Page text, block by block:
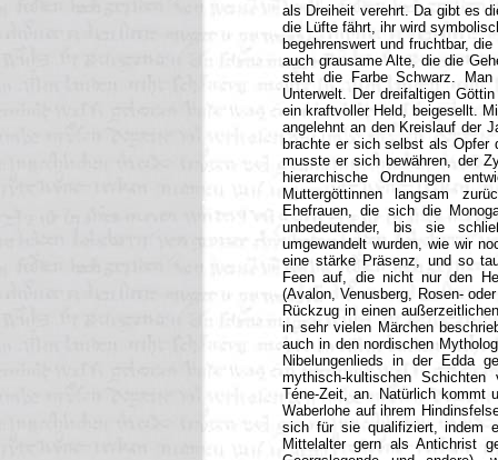
als Dreiheit verehrt. Da gibt es
die Lüfte fährt, ihr wird
begehrenswert und fruchtbar,
auch grausame Alte, die die
steht die Farbe Schwarz.
Unterwelt. Der dreifaltigen
ein kraftvoller Held, beigesellt.
angelehnt an den Kreislauf der
brachte er sich selbst als Opfer
musste er sich bewähren, der
hierarchische Ordnungen
Muttergöttinnen langsam
Ehefrauen, die sich die
unbedeutender, bis sie
umgewandelt wurden, wie wir
eine stärke Präsenz, und so
Feen auf, die nicht nur den
(Avalon, Venusberg, Rosen-
Rückzug in einen
in sehr vielen Märchen
auch in den nordischen
Nibelungenlieds in der Edda
mythisch-kultischen Schichten
Téne-Zeit, an. Natürlich kommt
Waberlohe auf ihrem
sich für sie qualifiziert, indem
Mittelalter gern als Antichrist